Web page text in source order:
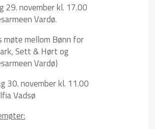
29. november kl. 17.00
Vardø.
møte mellom Bønn for
Sett & Hørt og
Vardø)
30. november kl. 11.00
Vadsø